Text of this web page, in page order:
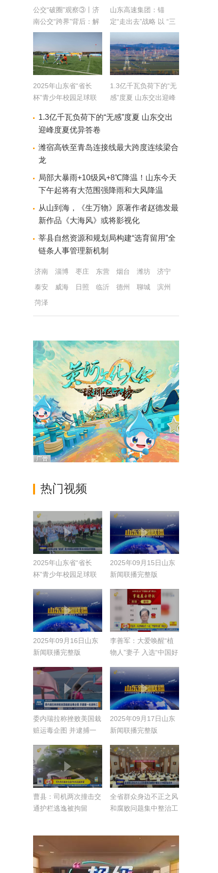
公交“破圈”观察③丨济
南公交“跨界”背后：解
锁N种隐藏功能，“公交
山东高速集团：锚
定“走出去”战略 以 “三
外并进” 书写国际合作
答卷
2025年山东省“省长
杯”青少年校园足球联
1.3亿千瓦负荷下的“无
感”度夏 山东交出迎峰
1.3亿千瓦负荷下的“无感”度夏 山东交出
迎峰度夏优异答卷
潍宿高铁至青岛连接线最大跨度连续梁合
龙
局部大暴雨+10级风+8℃降温！山东今天
下午起将有大范围强降雨和大风降温
从山到海，《生万物》原著作者赵德发最
新作品《大海风》或将影视化
莘县自然资源和规划局构建“选育留用”全
链条人事管理新机制
济南 淄博 枣庄 东营 烟台 潍坊
济宁
泰安
威海 日照 临沂 德州 聊城
滨州
菏泽
热门视频
2025年山东省“省长
杯”青少年校园足球联
段覆盖
2025年09月15日山东
新闻联播完整版
2025年09月16日山东
新闻联播完整版
李善军：大爱唤醒“植
物人”妻子 入选“中国好
委内瑞拉称挫败美国栽
赃运毒企图 并逮捕一
2025年09月17日山东
新闻联播完整版
曹县：司机两次撞击交
通护栏逃逸被拘留
全省群众身边不正之风
和腐败问题集中整治工